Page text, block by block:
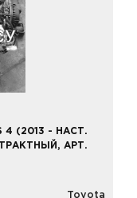
(2003 - 2008)
Avensis Verso
Cami
4 (2013 - НАСТ.
АРТ.
Toyota